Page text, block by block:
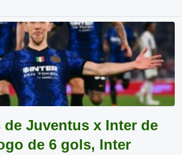
Juventus x Inter de
de 6 gols, Inter